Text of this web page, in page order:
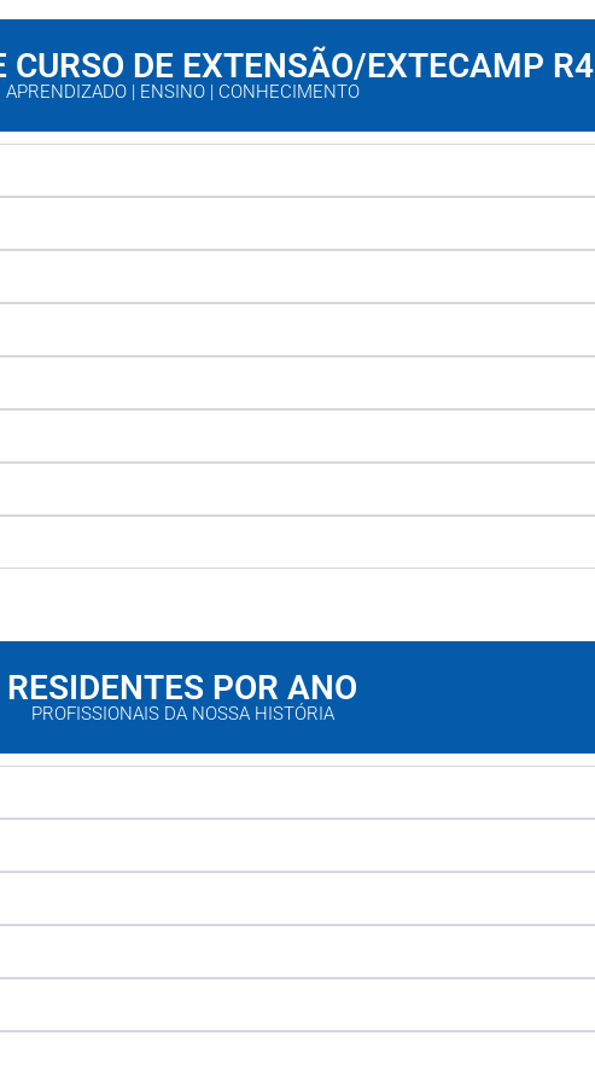
CURSO DE EXTENSÃO/EXTECAMP R4
APRENDIZADO | ENSINO | CONHECIMENTO
RESIDENTES POR ANO
PROFISSIONAIS DA NOSSA HISTÓRIA